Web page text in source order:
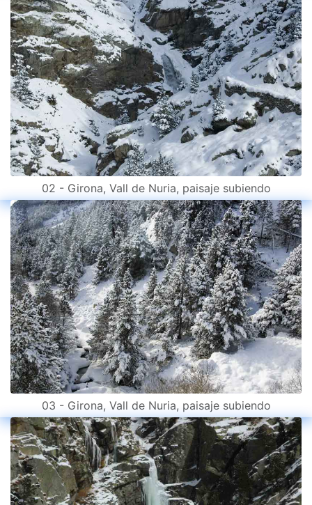
02 - Girona, Vall de Nuria, paisaje subiendo
03 - Girona, Vall de Nuria, paisaje subiendo